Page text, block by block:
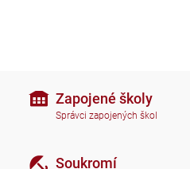
Zapojené školy
Správci zapojených škol
Soukromí